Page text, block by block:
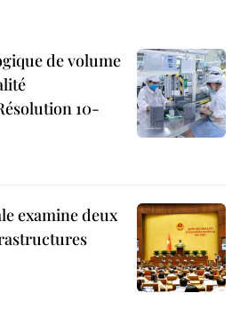
de volume
10-
examine deux